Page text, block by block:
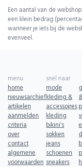
Een aantal van de
een klein bedrag
wanneer je iets bij de
evenveel.
menu
home
nieuwsarchief
artikelen
aanmelden
criteria
over
contact
algemene
voorwaarden
snel naar
mode
kleding &
accessoires
kleding
bikini's
sokken
jeans
schoenen
sneakers
&